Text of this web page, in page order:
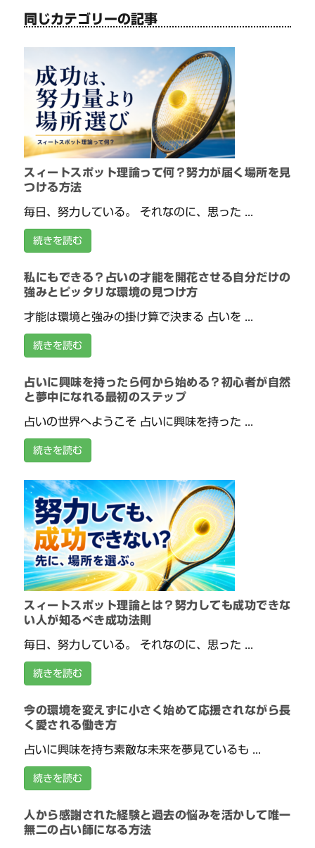
同じカテゴリーの記事
スィートスポット理論って何？努力が届く場所を見
つける方法
毎日、努力している。 それなのに、思った ...
続きを読む
私にもできる？占いの才能を開花させる自分だけの
強みとピッタリな環境の見つけ方
才能は環境と強みの掛け算で決まる 占いを ...
続きを読む
占いに興味を持ったら何から始める？初心者が自然
と夢中になれる最初のステップ
占いの世界へようこそ 占いに興味を持った ...
続きを読む
スィートスポット理論とは？努力しても成功できな
い人が知るべき成功法則
毎日、努力している。 それなのに、思った ...
続きを読む
今の環境を変えずに小さく始めて応援されながら長
く愛される働き方
占いに興味を持ち素敵な未来を夢見ているも ...
続きを読む
人から感謝された経験と過去の悩みを活かして唯一
無二の占い師になる方法